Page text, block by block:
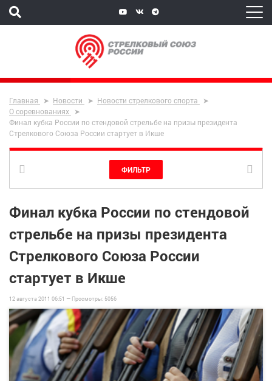
Главная Новости
Новости стрелкового спорта
О соревнованиях
Финал кубка России по стендовой стрельбе на призы президента
Стрелкового Союза России стартует в Икше
ФИЛЬТР
Финал кубка России по стендовой
стрельбе на призы президента
Стрелкового Союза России
стартует в Икше
12 августа 2011 06:51 — Просмотры: 5056